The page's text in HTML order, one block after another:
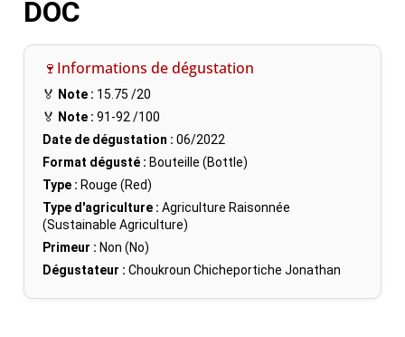
DOC
🍷Informations de dégustation
🏅 Note : 15.75 /20
🏅 Note : 91-92 /100
Date de dégustation : 06/2022
Format dégusté : Bouteille (Bottle)
Type : Rouge (Red)
Type d'agriculture : Agriculture Raisonnée
(Sustainable Agriculture)
Primeur : Non (No)
Dégustateur : Choukroun Chicheportiche Jonathan